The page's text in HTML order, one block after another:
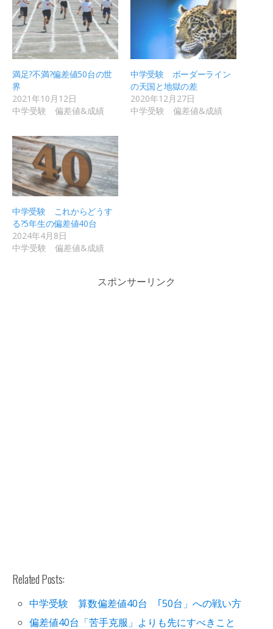
満足?不満?偏差値50台の世
界
2021年10月12日
中学受験 偏差値&成績
中学受験 ボーダーライン
の天国と地獄の差
2020年12月27日
中学受験 偏差値&成績
中学受験 これからどうす
る?5年生の偏差値40台
2024年4月8日
中学受験 偏差値&成績
スポンサーリンク
Related Posts:
中学受験 算数偏差値40台 ｢50台」への戦い方
偏差値40台「苦手克服」よりも先にすべきこと